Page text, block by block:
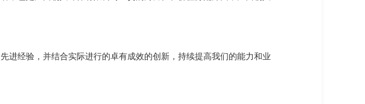
进经验，并结合实际进行的卓有成效的创新，持续提高我们的能力和业